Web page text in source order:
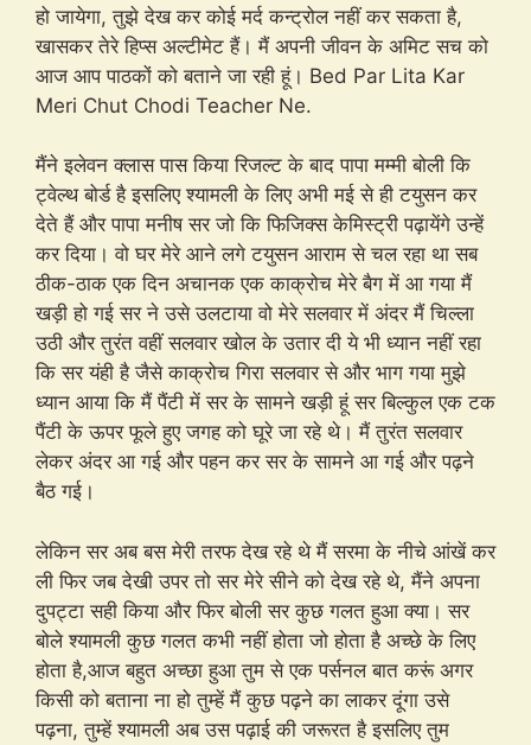
हो जायेगा, तुझे देख कर कोई मर्द कन्ट्रोल नहीं कर सकता है,
खासकर तेरे हिप्स अल्टीमेट हैं। मैं अपनी जीवन के अमिट सच को
आज आप पाठकों को बताने जा रही हूं। Bed Par Lita Kar
Meri Chut Chodi Teacher Ne.
मैंने इलेवन क्लास पास किया रिजल्ट के बाद पापा मम्मी बोली कि
ट्वेल्थ बोर्ड है इसलिए श्यामली के लिए अभी मई से ही टयुसन कर
देते हैं और पापा मनीष सर जो कि फिजिक्स केमिस्ट्री पढ़ायेंगे उन्हें
कर दिया। वो घर मेरे आने लगे टयुसन आराम से चल रहा था सब
ठीक-ठाक एक दिन अचानक एक काक्रोच मेरे बैग में आ गया मैं
खड़ी हो गई सर ने उसे उलटाया वो मेरे सलवार में अंदर मैं चिल्ला
उठी और तुरंत वहीं सलवार खोल के उतार दी ये भी ध्यान नहीं रहा
कि सर यंही है जैसे काक्रोच गिरा सलवार से और भाग गया मुझे
ध्यान आया कि मैं पैंटी में सर के सामने खड़ी हूं सर बिल्कुल एक टक
पैंटी के ऊपर फूले हुए जगह को घूरे जा रहे थे। मैं तुरंत सलवार
लेकर अंदर आ गई और पहन कर सर के सामने आ गई और पढ़ने
बैठ गई।
लेकिन सर अब बस मेरी तरफ देख रहे थे मैं सरमा के नीचे आंखें कर
ली फिर जब देखी उपर तो सर मेरे सीने को देख रहे थे, मैंने अपना
दुपट्टा सही किया और फिर बोली सर कुछ गलत हुआ क्या। सर
बोले श्यामली कुछ गलत कभी नहीं होता जो होता है अच्छे के लिए
होता है,आज बहुत अच्छा हुआ तुम से एक पर्सनल बात करूं अगर
किसी को बताना ना हो तुम्हें मैं कुछ पढ़ने का लाकर दूंगा उसे
पढ़ना, तुम्हें श्यामली अब उस पढ़ाई की जरूरत है इसलिए तुम